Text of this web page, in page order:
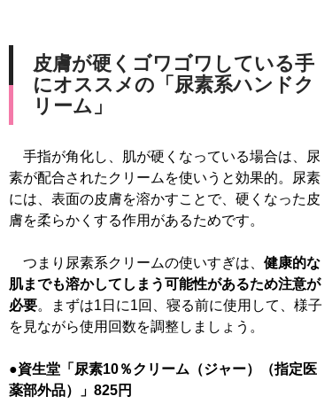
皮膚が硬くゴワゴワしている手
にオススメの「尿素系ハンドク
リーム」
手指が角化し、肌が硬くなっている場合は、尿
素が配合されたクリームを使いうと効果的。尿素
には、表面の皮膚を溶かすことで、硬くなった皮
膚を柔らかくする作用があるためです。
つまり尿素系クリームの使いすぎは、 健康的な
肌までも溶かしてしまう可能性があるため注意が
必要。まずは1日に1回、寝る前に使用して、様子
を見ながら使用回数を調整しましょう。
●資生堂「尿素10％クリーム（ジャー）（指定医
薬部外品）」825円